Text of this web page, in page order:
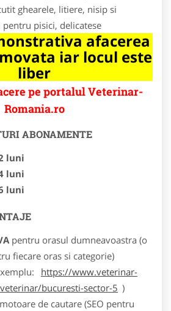
ghearele, litiere, nisip si
pisici, delicatese
afacerea
iar locul este
liber
pe portalul Veterinar-
Romania.ro
ABONAMENTE
luni
luni
luni
pentru orasul dumneavoastra (o
fiecare oras si categorie)
https://www.veterinar-
bucuresti-sector-5 )
de cautare (SEO pentru